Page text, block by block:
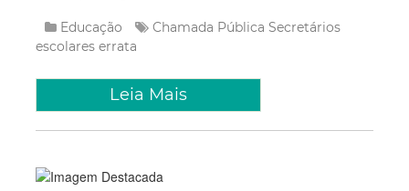
Educação Chamada Pública Secretários
escolares errata
Leia Mais